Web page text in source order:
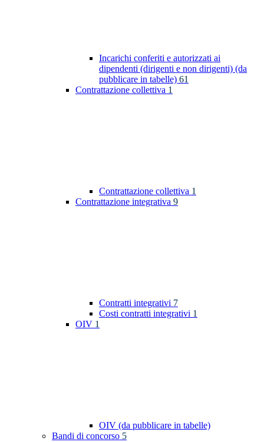
Incarichi conferiti e autorizzati ai
dipendenti (dirigenti e non dirigenti) (da
pubblicare in tabelle) 61
Contrattazione collettiva 1
Contrattazione collettiva 1
Contrattazione integrativa 9
Contratti integrativi 7
Costi contratti integrativi 1
OIV 1
OIV (da pubblicare in tabelle)
Bandi di concorso 5